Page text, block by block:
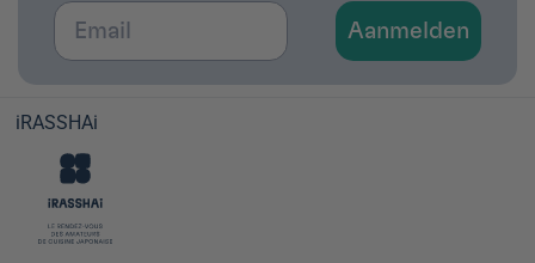
Email
Aanmelden
iRASSHAi